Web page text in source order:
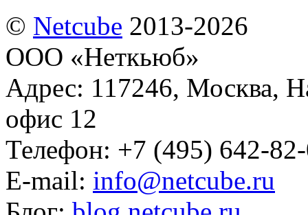
© Netсube 2013-2026
ООО «Неткьюб»
Адрес: 117246, Москва,
офис 12
Телефон: +7 (495) 642-
E-mail: info@netcube.ru